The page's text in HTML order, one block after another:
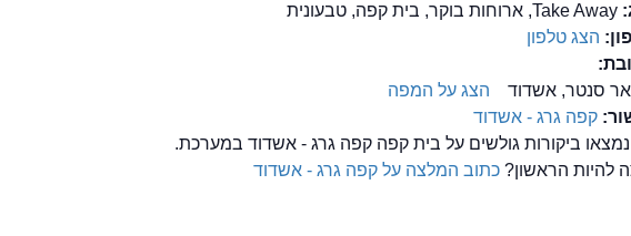
Take Away, ארוחות בוקר, בית קפה, טבעונית
הצג טלפון
סנטר, אשדוד
הצג על המפה
קפה גרג - אשדוד
ביקורות גולשים על בית קפה קפה גרג - אשדוד במערכת.
להיות הראשון?כתוב המלצה על קפה גרג - אשדוד